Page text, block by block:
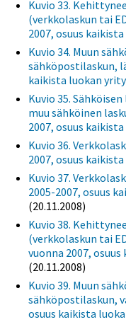
Kuvio 33.
(verkkolaskun tai
2007, osuus
Kuvio 34. Muun
sähköpostilaskun,
kaikista luokan
Kuvio 35.
muu sähköinen
2007, osuus
Kuvio 36.
2007, osuus
Kuvio 37.
2005-2007, osuus
(20.11.2008)
Kuvio 38.
(verkkolaskun tai
vuonna 2007,
(20.11.2008)
Kuvio 39. Muun
sähköpostilaskun,
osuus kaikista